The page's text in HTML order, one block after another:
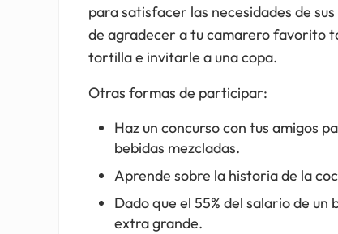
para satisfacer las necesidades de
de agradecer a tu camarero favorito
tortilla e invitarle a una copa.
Otras formas de participar:
Haz un concurso con tus amigos
bebidas mezcladas.
Aprende sobre la historia de la
Dado que el 55% del salario de
extra grande.